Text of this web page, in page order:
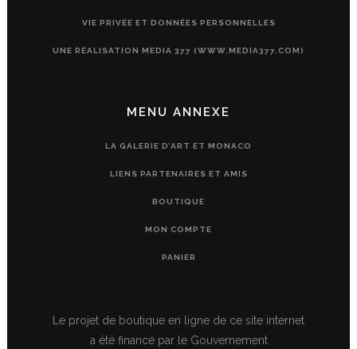
VIE PRIVÉE ET DONNÉES PERSONNELLES
UNE RÉALISATION MEDIA 377 (WWW.MEDIA377.COM)
MENU ANNEXE
LA GALERIE D’ART ET MONACO
LIENS PARTENAIRES ET AMIS
BOUTIQUE
MON COMPTE
PANIER
Le projet de boutique en ligne de ce site internet
a été financé par le Gouvernement